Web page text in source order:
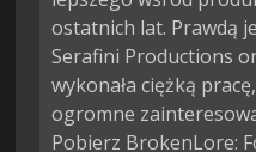
ostatnich lat. Prawdą
Serafini Productions
wykonała ciężką
ogromne
Pobierz BrokenLore: